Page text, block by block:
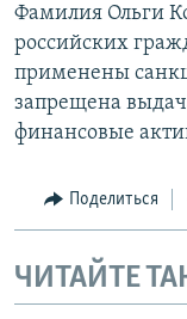
Фамилия Ольги
российских
применены
запрещена
финансовые
Поделиться
ЧИТАЙТЕ